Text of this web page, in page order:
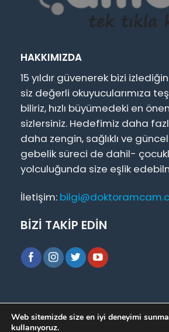
HAKKIMIZDA
15 yıldır güvenerek bizi
siz değerli okuyucularımıza
biliriz, hızlı büyümedeki en
sizlersiniz. Hedefimiz daha
daha zengin, sağlıklı ve
gebelik süreci de dahil-
yolculuğunda size eşlik
İletişim:
BİZİ TAKİP EDİN
Hakkımızda |Basında Biz|
Soru Cevap
Web sitemizde size en iyi deneyimi
kullanıyoruz.